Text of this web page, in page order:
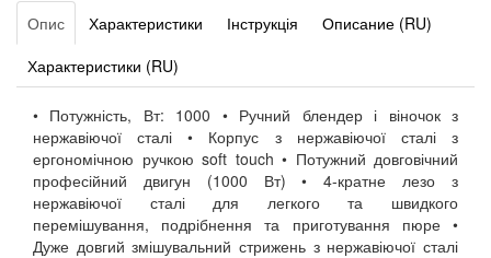
Опис Характеристики Інструкція
Описание (RU)
Характеристики (RU)
• Потужність, Вт: 1000 • Ручний блендер і віночок з
нержавіючої сталі • Корпус з нержавіючої сталі з
ергономічною ручкою soft touch • Потужний довговічний
професійний двигун (1000 Вт) • 4-кратне лезо з
нержавіючої сталі для легкого та швидкого
перемішування, подрібнення та приготування пюре •
Дуже довгий змішувальний стрижень з нержавіючої сталі